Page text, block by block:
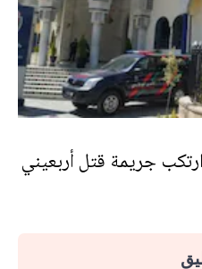
جريمة قتل أربعيني